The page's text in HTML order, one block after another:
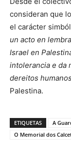
consideran que
el carácter
un acto en
Israel en
intolerancia e da
dereitos humanos
Palestina.
ETIQUETAS A
O Memorial dos